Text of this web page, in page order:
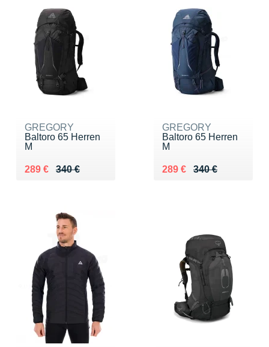
GREGORY
Baltoro 65 Herren
M
340 €
Au lieu de 340 €
289 €
Vendu 289 €
GREGORY
Baltoro 65 Herren
M
340 €
Au lieu de 340 €
289 €
Vendu 289 €